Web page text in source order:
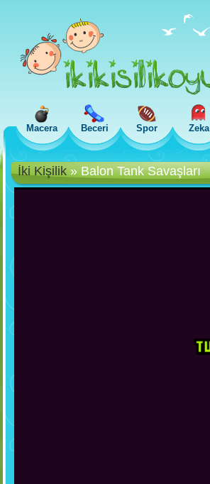
Macera Beceri Spor Zeka
İki Kişilik»Balon Tank Savaşları